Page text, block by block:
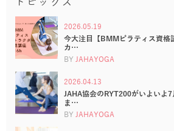
2026.05.19
今大注目【BMMピラティス資格
カ…
BY JAHAYOGA
2026.04.13
JAHA協会のRYT200がいよいよ
ま…
BY JAHAYOGA